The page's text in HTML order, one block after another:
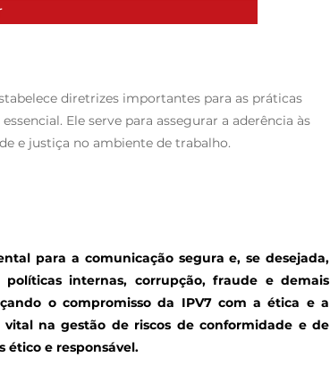
diretrizes importantes para as práticas
Ele serve para assegurar a aderência às
e justiça no ambiente de trabalho.
para a comunicação segura e, se desejada,
internas, corrupção, fraude e demais
o compromisso da IPV7 com a ética e a
na gestão de riscos de conformidade e de
e responsável.